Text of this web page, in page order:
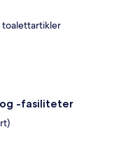
-fasiliteter